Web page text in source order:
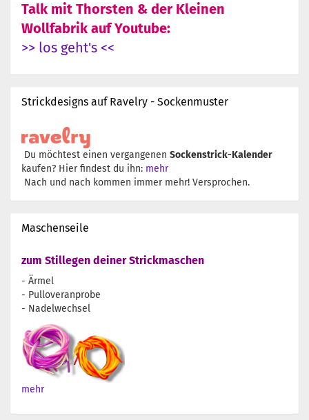
Talk mit Thorsten & der Kleinen
Wollfabrik auf Youtube:
>> los geht's <<
Strickdesigns auf Ravelry - Sockenmuster
Du möchtest einen vergangenen Sockenstrick-Kalender
kaufen? Hier findest du ihn: mehr
Nach und nach kommen immer mehr! Versprochen.
Maschenseile
zum Stillegen deiner Strickmaschen
- Ärmel
- Pulloveranprobe
- Nadelwechsel
mehr